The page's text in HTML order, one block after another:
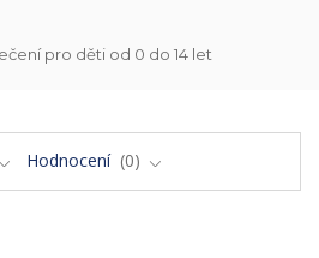
pro děti od 0 do 14 let
Hodnocení 0